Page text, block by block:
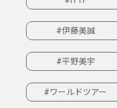
#伊藤美誠
#平野美宇
#ワールドツアー